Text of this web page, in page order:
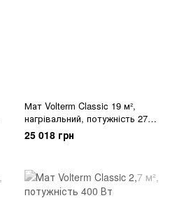
Мат Volterm Classic 19 м²,
нагрівальний, потужність 2700
Вт
25 018 грн